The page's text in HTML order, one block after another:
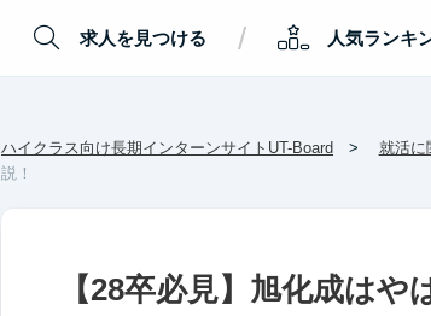
求人を見つける / 人気ランキ
ハイクラス向け長期インターンサイトUT-Board 就活に
説！
【28卒必見】旭化成は